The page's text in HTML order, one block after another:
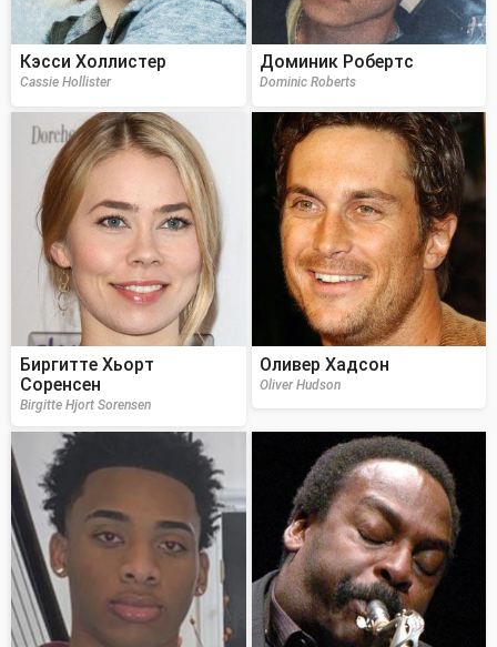
Кэсси Холлистер
Cassie Hollister
Доминик Робертс
Dominic Roberts
Биргитте Хьорт
Соренсен
Birgitte Hjort Sorensen
Оливер Хадсон
Oliver Hudson